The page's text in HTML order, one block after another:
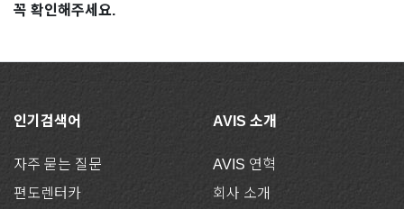
꼭 확인해주세요.
인기검색어
자주 묻는 질문
편도렌터카
AVIS 소개
AVIS 연혁
회사 소개